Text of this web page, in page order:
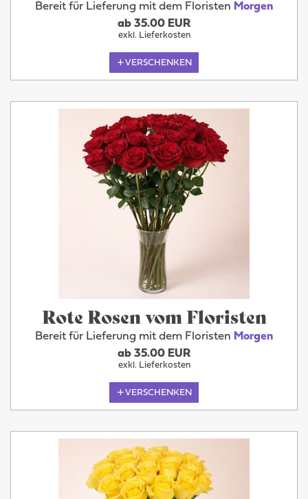
Bereit für Lieferung mit dem Floristen Morgen
ab 35.00 EUR
exkl. Lieferkosten
VERSCHENKEN
Rote Rosen vom Floristen
Bereit für Lieferung mit dem Floristen Morgen
ab 35.00 EUR
exkl. Lieferkosten
VERSCHENKEN